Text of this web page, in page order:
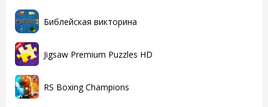
Библейская викторина
Jigsaw Premium Puzzles HD
RS Boxing Champions